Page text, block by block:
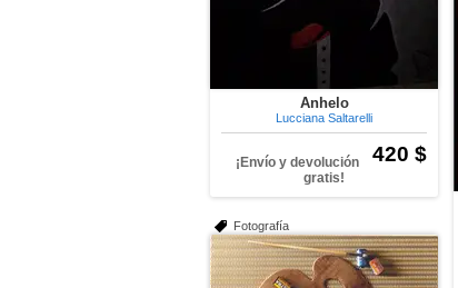
Anhelo
Lucciana Saltarelli
420 $
¡Envío y devolución
gratis!
Fotografía